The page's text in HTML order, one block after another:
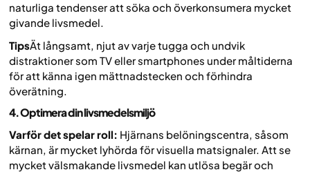
naturliga tendenser att söka och överkonsumera mycket
givande livsmedel.
TipsÄt långsamt, njut av varje tugga och undvik
distraktioner som TV eller smartphones under måltiderna
för att känna igen mättnadstecken och förhindra
överätning.
4. Optimera din livsmedelsmiljö
Varför det spelar roll: Hjärnans belöningscentra, såsom
kärnan, är mycket lyhörda för visuella matsignaler. Att se
mycket välsmakande livsmedel kan utlösa begär och